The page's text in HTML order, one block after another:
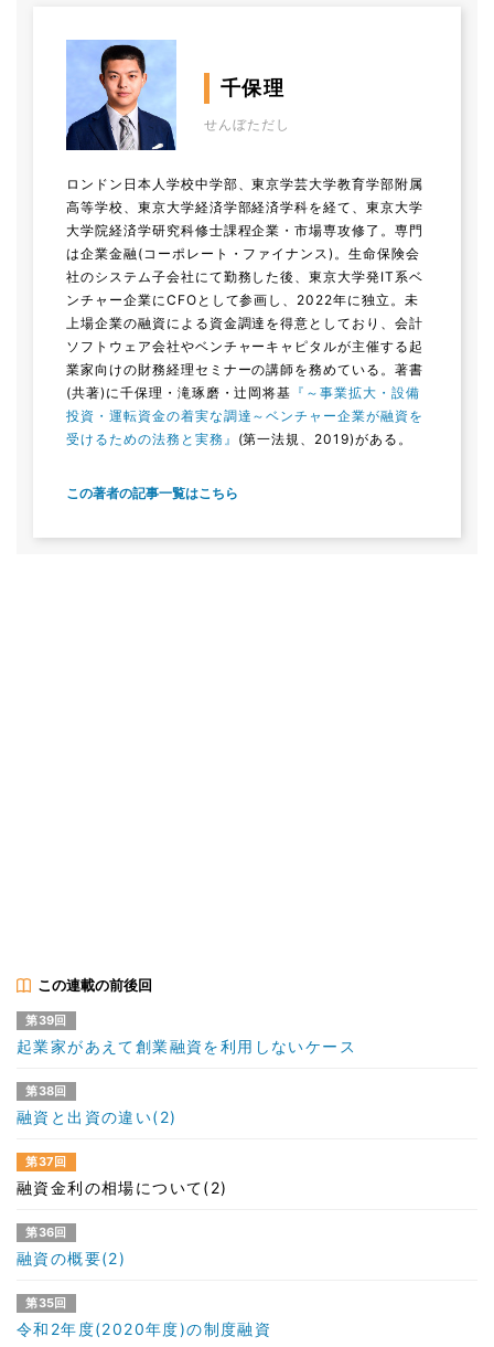
千保理
せんぼただし
ロンドン日本人学校中学部、東京学芸大学教育学部附属
高等学校、東京大学経済学部経済学科を経て、東京大学
大学院経済学研究科修士課程企業・市場専攻修了。専門
は企業金融(コーポレート・ファイナンス)。生命保険会
社のシステム子会社にて勤務した後、東京大学発IT系ベ
ンチャー企業にCFOとして参画し、2022年に独立。未
上場企業の融資による資金調達を得意としており、会計
ソフトウェア会社やベンチャーキャピタルが主催する起
業家向けの財務経理セミナーの講師を務めている。著書
(共著)に千保理・滝琢磨・辻岡将基 『～事業拡大・設備
投資・運転資金の着実な調達～ベンチャー企業が融資を
受けるための法務と実務』 (第一法規、2019)がある。
この著者の記事一覧はこちら
この連載の前後回
第39回
起業家があえて創業融資を利用しないケース
第38回
融資と出資の違い(2)
第37回
融資金利の相場について(2)
第36回
融資の概要(2)
第35回
令和2年度(2020年度)の制度融資